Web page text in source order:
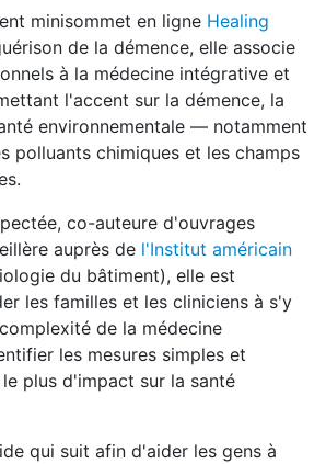
minisommet en ligne Healing
de la démence, elle associe
à la médecine intégrative et
l'accent sur la démence, la
environnementale — notamment
polluants chimiques et les champs
co-auteure d'ouvrages
auprès de l'Institut américain
du bâtiment), elle est
les familles et les cliniciens à s'y
de la médecine
les mesures simples et
plus d'impact sur la santé
qui suit afin d'aider les gens à